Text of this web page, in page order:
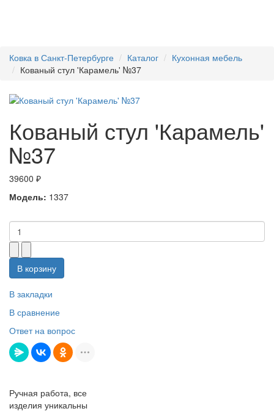
Ковка в Санкт-Петербурге Каталог
Кухонная мебель
Кованый стул 'Карамель' №37
Кованый стул 'Карамель'
№37
39600 ₽
Модель: 1337
В корзину
В закладки
В сравнение
Ответ на вопрос
Ручная работа, все
изделия уникальны